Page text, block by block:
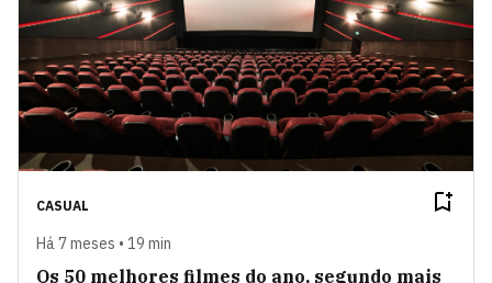
CASUAL
Há 7 meses • 19 min
Os 50 melhores filmes do ano, segundo mais